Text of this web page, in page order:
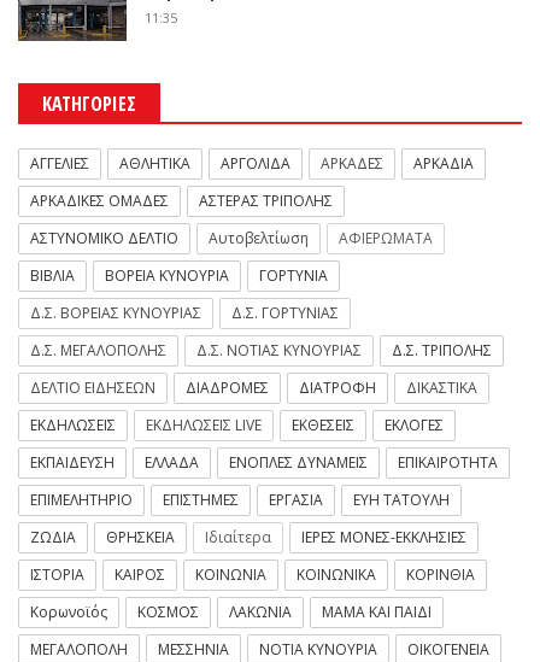
11:35
ΚΑΤΗΓΟΡΙΕΣ
ΑΓΓΕΛΙΕΣ ΑΘΛΗΤΙΚΑ ΑΡΓΟΛΙΔΑ ΑΡΚΑΔΕΣ
ΑΡΚΑΔΙΑ
ΑΡΚΑΔΙΚΕΣ ΟΜΑΔΕΣ
ΑΣΤΕΡΑΣ ΤΡΙΠΟΛΗΣ
ΑΣΤΥΝΟΜΙΚΟ ΔΕΛΤΙΟ
Αυτοβελτίωση
ΑΦΙΕΡΩΜΑΤΑ
ΒΙΒΛΙΑ
ΒΟΡΕΙΑ ΚΥΝΟΥΡΙΑ
ΓΟΡΤΥΝΙΑ
Δ.Σ. ΒΟΡΕΙΑΣ ΚΥΝΟΥΡΙΑΣ
Δ.Σ. ΓΟΡΤΥΝΙΑΣ
Δ.Σ. ΜΕΓΑΛΟΠΟΛΗΣ
Δ.Σ. ΝΟΤΙΑΣ ΚΥΝΟΥΡΙΑΣ
Δ.Σ. ΤΡΙΠΟΛΗΣ
ΔΕΛΤΙΟ ΕΙΔΗΣΕΩΝ
ΔΙΑΔΡΟΜΕΣ ΔΙΑΤΡΟΦΗ
ΔΙΚΑΣΤΙΚΑ
ΕΚΔΗΛΩΣΕΙΣ
ΕΚΔΗΛΩΣΕΙΣ LIVE ΕΚΘΕΣΕΙΣ
ΕΚΛΟΓΕΣ
ΕΚΠΑΙΔΕΥΣΗ
ΕΛΛΑΔΑ ΕΝΟΠΛΕΣ ΔΥΝΑΜΕΙΣ
ΕΠΙΚΑΙΡΟΤΗΤΑ
ΕΠΙΜΕΛΗΤΗΡΙΟ
ΕΠΙΣΤΗΜΕΣ ΕΡΓΑΣΙΑ
ΕΥΗ ΤΑΤΟΥΛΗ
ΖΩΔΙΑ
ΘΡΗΣΚΕΙΑ Ιδιαίτερα
ΙΕΡΕΣ ΜΟΝΕΣ-ΕΚΚΛΗΣΙΕΣ
ΙΣΤΟΡΙΑ
ΚΑΙΡΟΣ ΚΟΙΝΩΝΙΑ ΚΟΙΝΩΝΙΚΑ
ΚΟΡΙΝΘΙΑ
Κορωνοϊός
ΚΟΣΜΟΣ ΛΑΚΩΝΙΑ
ΜΑΜΑ ΚΑΙ ΠΑΙΔΙ
ΜΕΓΑΛΟΠΟΛΗ
ΜΕΣΣΗΝΙΑ ΝΟΤΙΑ ΚΥΝΟΥΡΙΑ
ΟΙΚΟΓΕΝΕΙΑ